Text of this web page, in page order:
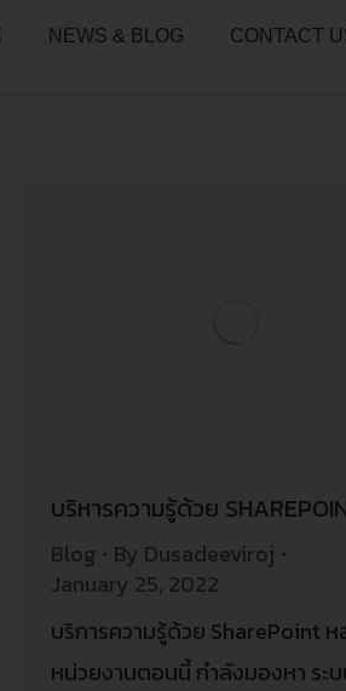
NEWS & BLOG CONTACT
บริหารความรู้ด้วย
Blog By Dusadeeviroj
January 25, 2022
บริการความรู้ด้วย SharePoint ห
หน่วยงานตอนนี้ กำลังมองหา ระ